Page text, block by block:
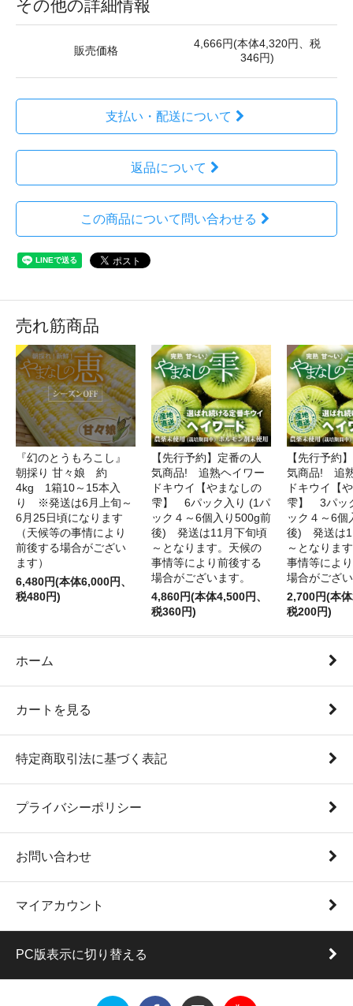
その他の詳細情報
販売価格
4,666円(本体4,320円、税
346円)
支払い・配送について
返品について
この商品について問い合わせる
売れ筋商品
『幻のとうもろこし』
朝採り 甘々娘 約
4kg 1箱10～15本入
り ※発送は6月上旬～
6月25日頃になります
（天候等の事情により
前後する場合がござい
ます）
6,480円(本体6,000円、
税480円)
【先行予約】定番の人
気商品! 追熟ヘイワー
ドキウイ【やまなしの
雫】 6パック入り (1パ
ック４～6個入り500g前
後) 発送は11月下旬頃
～となります。天候の
事情等により前後する
場合がございます。
4,860円(本体4,500円、
税360円)
【先行予約
気商品! 追
ドキウイ【
雫】 3パッ
ック４～6個
後) 発送は
～となりま
事情等によ
場合がござ
2,700円(本
税200円)
ホーム
カートを見る
特定商取引法に基づく表記
プライバシーポリシー
お問い合わせ
マイアカウント
PC版表示に切り替える